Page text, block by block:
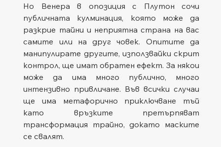
Но Венера в опозиция с Плутон сочи
публичната кулминация, която може да
разкрие тайни и неприятна страна на вас
самите или на друг човек. Опитите да
манипулирате другите, използвайки скрит
контрол, ще имат обратен ефект. За някои
може да има много публично, много
интензивно привличане. Във всички случаи
ще има метафорично приключване тъй
като връзките претърпяват
трансформация трайно, докато маските
се свалят.